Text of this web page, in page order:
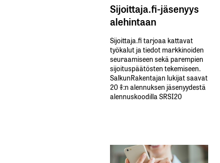
Sijoittaja.fi-jäsenyys
alehintaan
Sijoittaja.fi tarjoaa kattavat
työkalut ja tiedot markkinoiden
seuraamiseen sekä parempien
sijoituspäätösten tekemiseen.
SalkunRakentajan lukijat saavat
20 %:n alennuksen jäsenyydestä
alennuskoodilla SRSI20